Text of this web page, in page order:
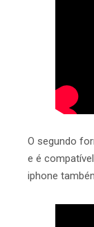
O segundo
e é
iphone